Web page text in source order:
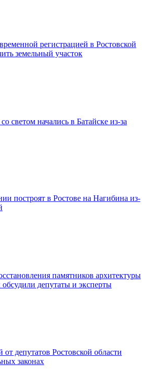
регистрацией в Ростовской
земельный участок
светом начались в Батайске из-за
построят в Ростове на Нагибина из-
памятников архитектуры
обсудили депутаты и эксперты
депутатов Ростовской области
законах